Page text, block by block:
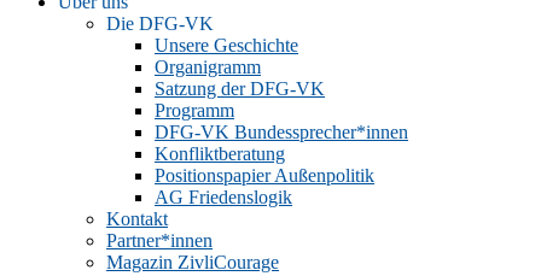
Die DFG-VK
Unsere Geschichte
Organigramm
Satzung der DFG-VK
Programm
DFG-VK Bundessprecher*innen
Konfliktberatung
Positionspapier Außenpolitik
AG Friedenslogik
Kontakt
Partner*innen
Magazin ZivliCourage